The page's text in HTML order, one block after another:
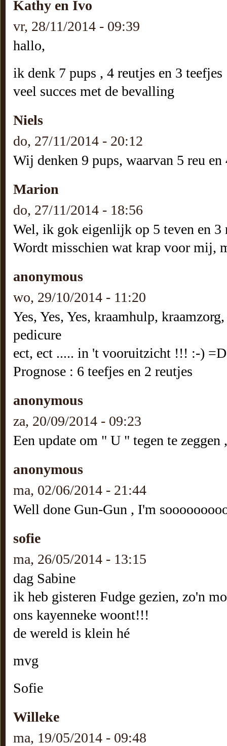
Kathy en Ivo
vr, 28/11/2014 - 09:39
hallo,
ik denk 7 pups , 4 reutjes en 3 teefjes
veel succes met de bevalling
Niels
do, 27/11/2014 - 20:12
Wij denken 9 pups, waarvan 5 reu en
Marion
do, 27/11/2014 - 18:56
Wel, ik gok eigenlijk op 5 teven en 3
Wordt misschien wat krap voor mij,
anonymous
wo, 29/10/2014 - 11:20
Yes, Yes, Yes, kraamhulp,
pedicure
ect, ect ..... in 't vooruitzicht !!! :-)
Prognose : 6 teefjes en 2 reutjes
anonymous
za, 20/09/2014 - 09:23
Een update om " U " tegen te
anonymous
ma, 02/06/2014 - 21:44
Well done Gun-Gun , I'm
sofie
ma, 26/05/2014 - 13:15
dag Sabine
ik heb gisteren Fudge gezien, zo'n
ons kayenneke woont!!!
de wereld is klein hé
mvg
Sofie
Willeke
ma, 19/05/2014 - 09:48